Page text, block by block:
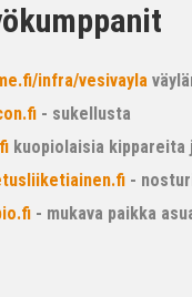
infra/vesivayla
- sukellusta
kuopiolaisia kippareita
-
- mukava paikka